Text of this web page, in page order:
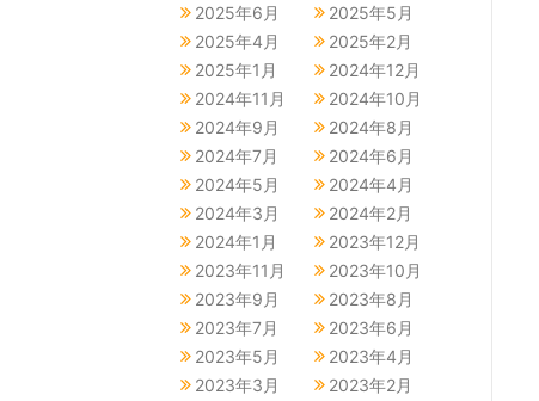
2025年6月
2025年5月
2025年4月
2025年2月
2025年1月
2024年12月
2024年11月
2024年10月
2024年9月
2024年8月
2024年7月
2024年6月
2024年5月
2024年4月
2024年3月
2024年2月
2024年1月
2023年12月
2023年11月
2023年10月
2023年9月
2023年8月
2023年7月
2023年6月
2023年5月
2023年4月
2023年3月
2023年2月